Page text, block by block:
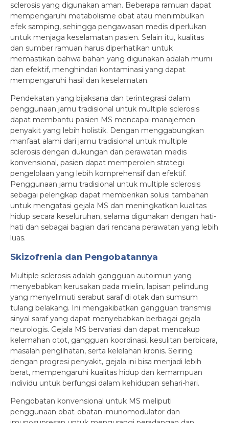
sclerosis yang digunakan aman. Beberapa ramuan dapat
mempengaruhi metabolisme obat atau menimbulkan
efek samping, sehingga pengawasan medis diperlukan
untuk menjaga keselamatan pasien. Selain itu, kualitas
dan sumber ramuan harus diperhatikan untuk
memastikan bahwa bahan yang digunakan adalah murni
dan efektif, menghindari kontaminasi yang dapat
mempengaruhi hasil dan keselamatan.
Pendekatan yang bijaksana dan terintegrasi dalam
penggunaan jamu tradisional untuk multiple sclerosis
dapat membantu pasien MS mencapai manajemen
penyakit yang lebih holistik. Dengan menggabungkan
manfaat alami dari jamu tradisional untuk multiple
sclerosis dengan dukungan dan perawatan medis
konvensional, pasien dapat memperoleh strategi
pengelolaan yang lebih komprehensif dan efektif.
Penggunaan jamu tradisional untuk multiple sclerosis
sebagai pelengkap dapat memberikan solusi tambahan
untuk mengatasi gejala MS dan meningkatkan kualitas
hidup secara keseluruhan, selama digunakan dengan hati-
hati dan sebagai bagian dari rencana perawatan yang lebih
luas.
Skizofrenia dan Pengobatannya
Multiple sclerosis adalah gangguan autoimun yang
menyebabkan kerusakan pada mielin, lapisan pelindung
yang menyelimuti serabut saraf di otak dan sumsum
tulang belakang. Ini mengakibatkan gangguan transmisi
sinyal saraf yang dapat menyebabkan berbagai gejala
neurologis. Gejala MS bervariasi dan dapat mencakup
kelemahan otot, gangguan koordinasi, kesulitan berbicara,
masalah penglihatan, serta kelelahan kronis. Seiring
dengan progresi penyakit, gejala ini bisa menjadi lebih
berat, mempengaruhi kualitas hidup dan kemampuan
individu untuk berfungsi dalam kehidupan sehari-hari.
Pengobatan konvensional untuk MS meliputi
penggunaan obat-obatan imunomodulator dan